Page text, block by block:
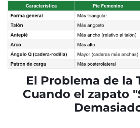
El Problema de la
Cuando el zapato